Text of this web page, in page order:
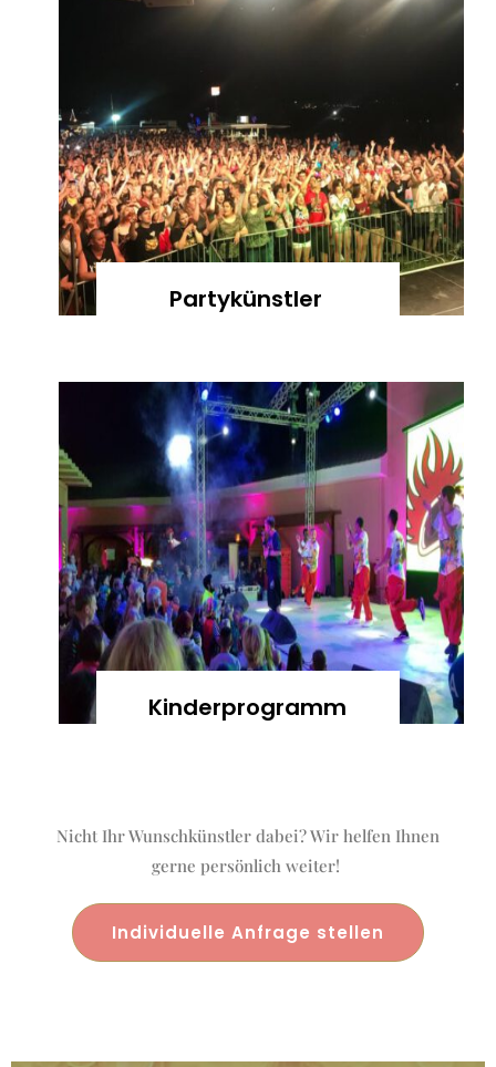
Partykünstler
Kinderprogramm
Nicht Ihr Wunschkünstler dabei? Wir helfen Ihnen
gerne persönlich weiter!
Individuelle Anfrage stellen